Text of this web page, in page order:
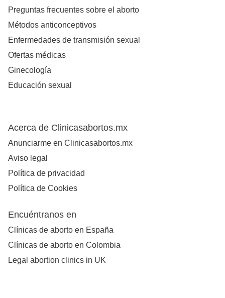
Preguntas frecuentes sobre el aborto
Métodos anticonceptivos
Enfermedades de transmisión sexual
Ofertas médicas
Ginecología
Educación sexual
Acerca de Clinicasabortos.mx
Anunciarme en Clinicasabortos.mx
Aviso legal
Política de privacidad
Política de Cookies
Encuéntranos en
Clínicas de aborto en España
Clínicas de aborto en Colombia
Legal abortion clinics in UK